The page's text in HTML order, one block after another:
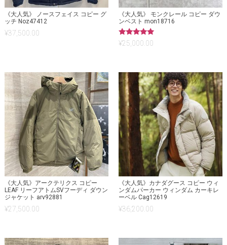
《大人気》 ノースフェイス コピー グ
ッチ Noz47412
¥37,500.00
《大人気》 モンクレール コピー ダウ
ンベスト mon18716
5段階中
5.00
¥25,000.00
《大人気》アークテリクス コピー
LEAF リーフアトムSVフーディ ダウン
ジャケット arv92881
¥27,500.00
《大人気》カナダグース コピー ウィ
ンダムパーカー ウィンダム カーキレ
ーベル Cag12619
¥36,200.00